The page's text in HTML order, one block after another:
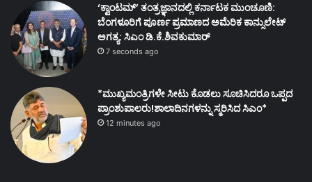
‘ಕ್ವಾಂಟಮ್’ ತಂತ್ರಜ್ಞಾನದಲ್ಲಿ ಕರ್ನಾಟಕ ಮುಂಚೂಣಿ:
ಬೆಂಗಳೂರಿಗೆ ಪೂರ್ಣ ಪ್ರಮಾಣದ ಅಮೆರಿಕ ಕಾನ್ಸುಲೇಟ್
ಅಗತ್ಯ: ಸಿಎಂ ಡಿ.ಕೆ.ಶಿವಕುಮಾರ್
7 seconds ago
*ಮುಖ್ಯಮಂತ್ರಿಗಳೇ ಸೀಟು ಕೊಡಲು ಸೂಚಿಸಿದರೂ ಒಪ್ಪದ
ಪ್ರಾಂಶುಪಾಲರು!ಶಾಲಾದಿನಗಳನ್ನು ಸ್ಮರಿಸಿದ ಸಿಎಂ*
12 minutes ago